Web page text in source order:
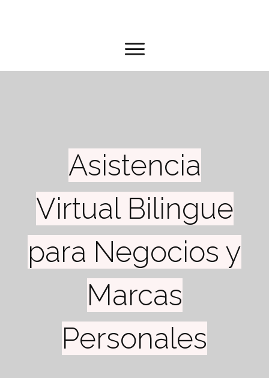
Asistencia
Virtual Bilingue
para Negocios y
Marcas
Personales